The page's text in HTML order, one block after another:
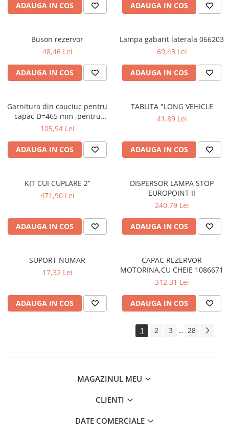
ADAUGA IN COS ADAUGA IN COS
Buson rezervor
48,46 Lei
ADAUGA IN COS
Lampa gabarit laterala 066203
69,43 Lei
ADAUGA IN COS
Garnitura din cauciuc pentru
capac D=465 mm ,pentru
SPITZER SILO
105,94 Lei
ADAUGA IN COS
TABLITA "LONG VEHICLE
41,89 Lei
ADAUGA IN COS
KIT CUI CUPLARE 2”
471,90 Lei
ADAUGA IN COS
DISPERSOR LAMPA STOP
EUROPOINT II
240,79 Lei
ADAUGA IN COS
SUPORT NUMAR
17,32 Lei
ADAUGA IN COS
CAPAC REZERVOR
MOTORINA,CU CHEIE 1086671
312,31 Lei
ADAUGA IN COS
1 2 3 ... 28
MAGAZINUL MEU
CLIENTI
DATE COMERCIALE